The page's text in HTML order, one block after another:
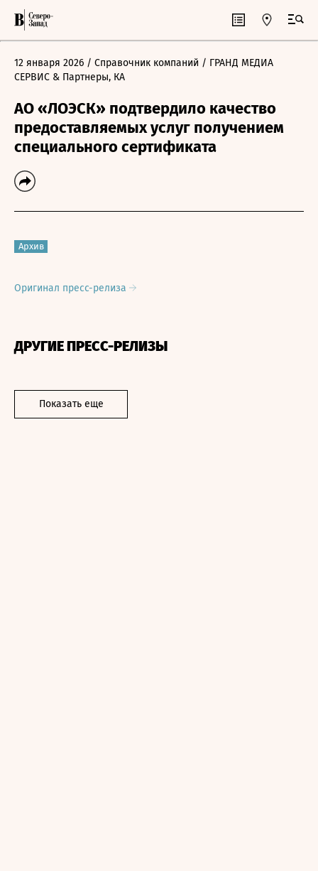
12 января 2026 / Справочник компаний / ГРАНД МЕДИА
СЕРВИС & Партнеры, КА
АО «ЛОЭСК» подтвердило качество
предоставляемых услуг получением
специального сертификата
Архив
Оригинал пресс-релиза
ДРУГИЕ ПРЕСС-РЕЛИЗЫ
Показать еще